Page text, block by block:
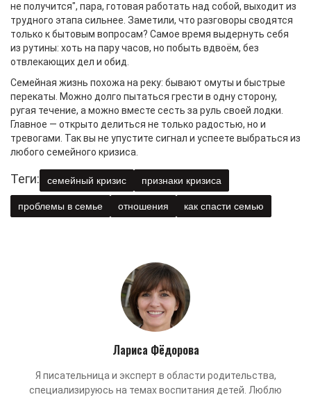
не получится", пара, готовая работать над собой, выходит из
трудного этапа сильнее. Заметили, что разговоры сводятся
только к бытовым вопросам? Самое время выдернуть себя
из рутины: хоть на пару часов, но побыть вдвоём, без
отвлекающих дел и обид.
Семейная жизнь похожа на реку: бывают омуты и быстрые
перекаты. Можно долго пытаться грести в одну сторону,
ругая течение, а можно вместе сесть за руль своей лодки.
Главное — открыто делиться не только радостью, но и
тревогами. Так вы не упустите сигнал и успеете выбраться из
любого семейного кризиса.
Теги: семейный кризис признаки кризиса
проблемы в семье отношения как спасти семью
Лариса Фёдорова
Я писательница и эксперт в области родительства,
специализируюсь на темах воспитания детей. Люблю